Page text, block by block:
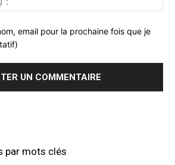
email pour la prochaine fois que je
par mots clés